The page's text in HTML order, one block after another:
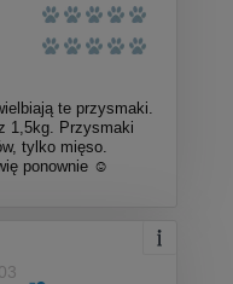
te przysmaki.
1,5kg. Przysmaki
tylko mięso.
ponownie ☺️